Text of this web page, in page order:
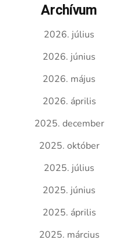
Archívum
2026. július
2026. június
2026. május
2026. április
2025. december
2025. október
2025. július
2025. június
2025. április
2025. március